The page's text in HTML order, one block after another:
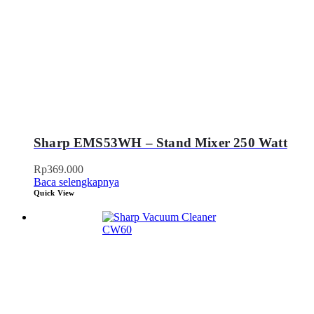
Sharp EMS53WH – Stand Mixer 250 Watt
Rp369.000
Baca selengkapnya
Quick View